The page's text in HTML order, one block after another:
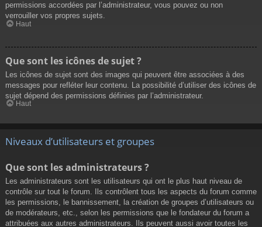
permissions accordées par l’administrateur, vous pouvez ou non
verrouiller vos propres sujets.
Haut
Que sont les icônes de sujet ?
Les icônes de sujet sont des images qui peuvent être associées à des
messages pour refléter leur contenu. La possibilité d’utiliser des icônes de
sujet dépend des permissions définies par l’administrateur.
Haut
Niveaux d’utilisateurs et groupes
Que sont les administrateurs ?
Les administrateurs sont les utilisateurs qui ont le plus haut niveau de
contrôle sur tout le forum. Ils contrôlent tous les aspects du forum comme
les permissions, le bannissement, la création de groupes d’utilisateurs ou
de modérateurs, etc., selon les permissions que le fondateur du forum a
attribuées aux autres administrateurs. Ils peuvent aussi avoir toutes les